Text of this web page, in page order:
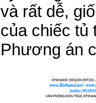
và rất dễ,
của chiếc tủ
Phương án